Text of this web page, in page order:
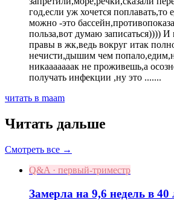
год,если уж хочется поплавать,то
можно -это
польза,вот думаю записаться))))
правы в жк,ведь вокруг итак
нечисти,дышим чем
никааааааак не проживешь,а
получать инфекции ,ну это .......
читать в maam
Читать дальше
Смотреть все →
Q&A · первый-триместр
Замерла на 9,6 недель в 40